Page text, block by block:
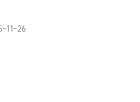
11-26